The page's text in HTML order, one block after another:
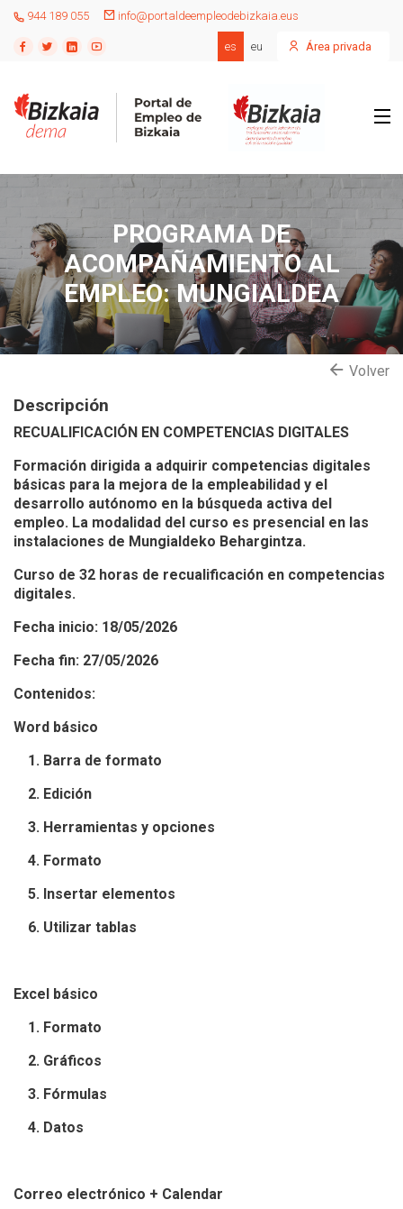
944 189 055 info@portaldeempleodebizkaia.eus
es eu Área privada
PROGRAMA DE
ACOMPAÑAMIENTO AL
EMPLEO: MUNGIALDEA
Volver
Descripción
RECUALIFICACIÓN EN COMPETENCIAS DIGITALES
Formación dirigida a adquirir competencias digitales
básicas para la mejora de la empleabilidad y el
desarrollo autónomo en la búsqueda activa del
empleo. La modalidad del curso es presencial en las
instalaciones de Mungialdeko Behargintza.
Curso de 32 horas de recualificación en competencias
digitales.
Fecha inicio: 18/05/2026
Fecha fin: 27/05/2026
Contenidos:
Word básico
1. Barra de formato
2. Edición
3. Herramientas y opciones
4. Formato
5. Insertar elementos
6. Utilizar tablas
Excel básico
1. Formato
2. Gráficos
3. Fórmulas
4. Datos
Correo electrónico + Calendar